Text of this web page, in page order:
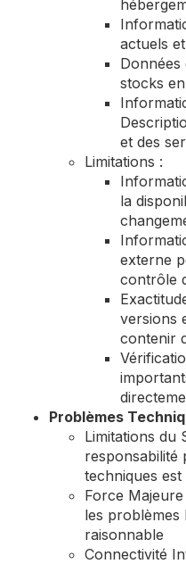
actuels
Données
stocks
et des
Limitations :
la
externe
contrôle
versions
contenir
Problèmes
Limitations du
responsabilité
techniques est
Force
les
raisonnable
Connectivité